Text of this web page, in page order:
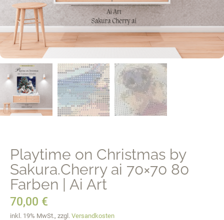
Playtime on Christmas by
Sakura.Cherry ai 70×70 80
Farben | Ai Art
70,00 €
inkl. 19% MwSt., zzgl. Versandkosten